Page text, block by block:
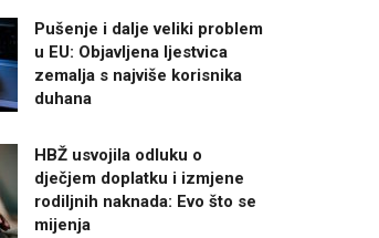
Pušenje i dalje veliki problem
u EU: Objavljena ljestvica
zemalja s najviše korisnika
duhana
HBŽ usvojila odluku o
dječjem doplatku i izmjene
rodiljnih naknada: Evo što se
mijenja